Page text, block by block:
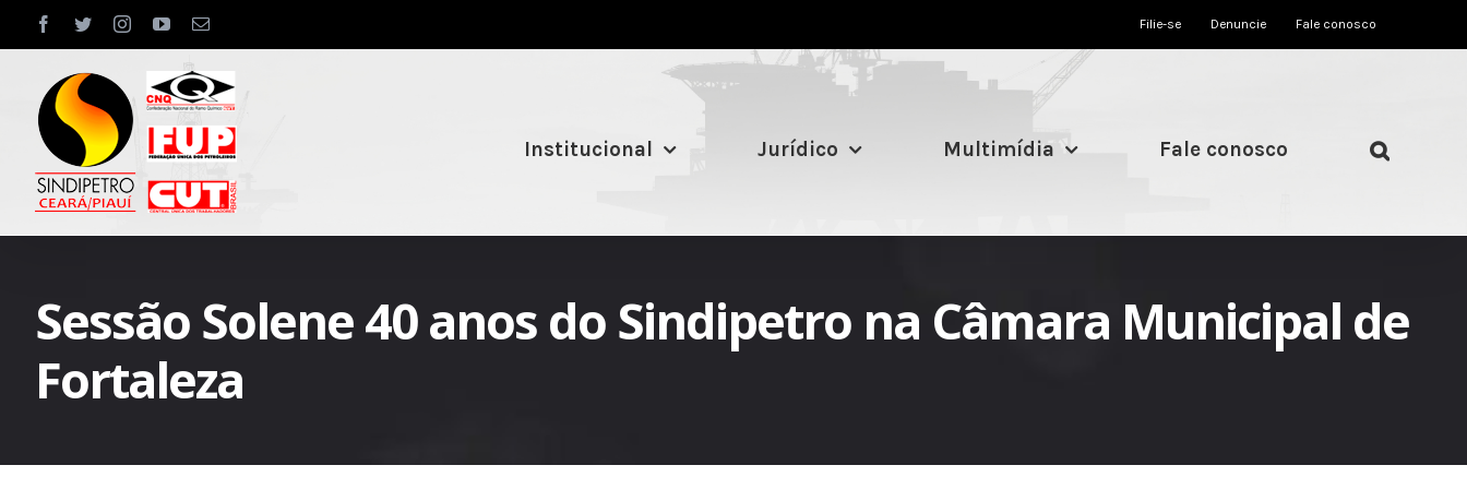
to
content
facebook
twitterinstagram
youtubeEmail Filie-se Denuncie Fale conosco
Institucional Jurídico Multimídia Fale conosco
Sessão Solene 40 anos do Sindipetro na Câmara Municipal de
Fortaleza